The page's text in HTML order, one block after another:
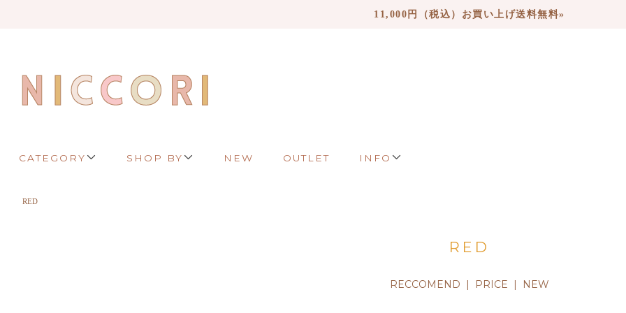
11,000円（税込）お買い上げ送料無料»
CATEGORY SHOP BY NEW OUTLET INFO
RED
RED
RECCOMEND | PRICE | NEW